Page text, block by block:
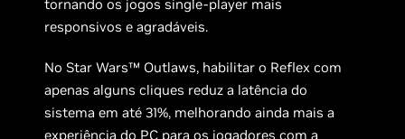
tornando os jogos single-player mais
responsivos e agradáveis.
No Star Wars™ Outlaws, habilitar o Reflex com
apenas alguns cliques reduz a latência do
sistema em até 31%, melhorando ainda mais a
experiência do PC para os jogadores com a